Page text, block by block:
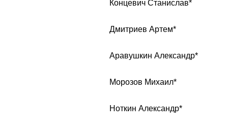
Концевич Станислав*
Дмитриев Артем*
Аравушкин Александр*
Морозов Михаил*
Ноткин Александр*